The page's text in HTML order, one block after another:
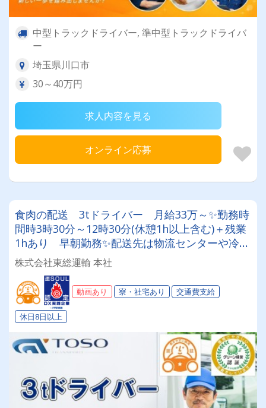
中型トラックドライバー, 準中型トラックドライバ
ー
埼玉県川口市
30～40万円
求人内容を見る
オンライン応募
食肉の配送 3tドライバー 月給33万～✨勤務時
間時3時30分～12時30分(休憩1h以上含む)＋残業
1hあり 早朝勤務✨配送先は物流センターや冷蔵
センターとなります✨
株式会社東総運輸 本社
動画あり 寮・社宅あり 交通費支給
休日8日以上